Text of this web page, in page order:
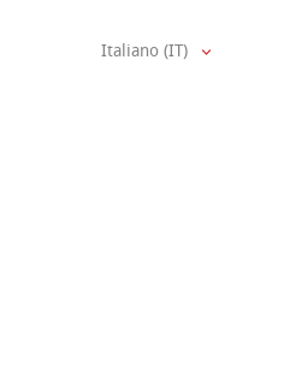
Italiano (IT)